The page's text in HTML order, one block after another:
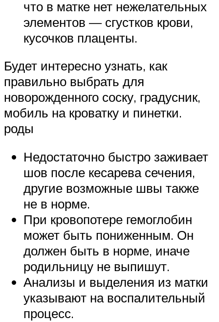
что в матке нет нежелательных
элементов — сгустков крови,
кусочков плаценты.
Будет интересно узнать, как
правильно выбрать для
новорожденного соску, градусник,
мобиль на кроватку и пинетки.
роды
Недостаточно быстро заживает
шов после кесарева сечения,
другие возможные швы также
не в норме.
При кровопотере гемоглобин
может быть пониженным. Он
должен быть в норме, иначе
родильницу не выпишут.
Анализы и выделения из матки
указывают на воспалительный
процесс.